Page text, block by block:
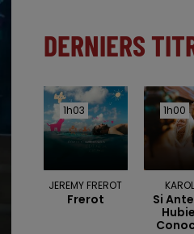
DERNIERS
1h03
1h03
JEREMY FREROT
Frerot
1h00
1h00
Si